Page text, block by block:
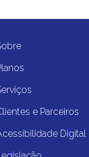
e Parceiros
Digital